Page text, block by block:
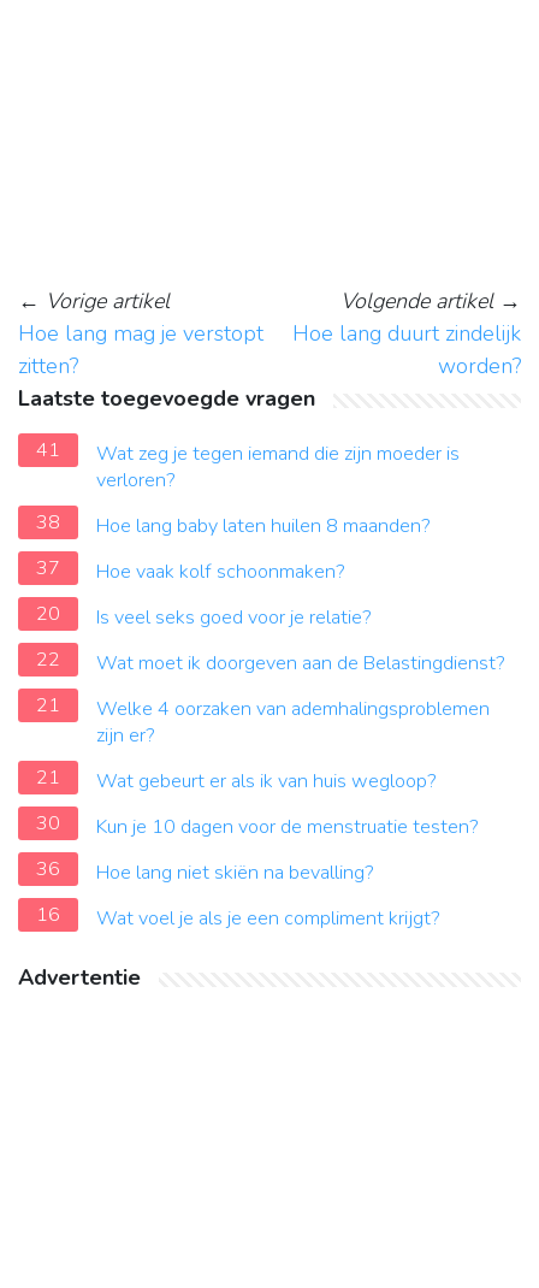
← Vorige artikel
Hoe lang mag je verstopt
zitten?
Volgende artikel→
Hoe lang duurt zindelijk
worden?
Laatste toegevoegde vragen
41
Wat zeg je tegen iemand die zijn moeder is
verloren?
38
Hoe lang baby laten huilen 8 maanden?
37
Hoe vaak kolf schoonmaken?
20
Is veel seks goed voor je relatie?
22
Wat moet ik doorgeven aan de Belastingdienst?
21
Welke 4 oorzaken van ademhalingsproblemen
zijn er?
21
Wat gebeurt er als ik van huis wegloop?
30
Kun je 10 dagen voor de menstruatie testen?
36
Hoe lang niet skiën na bevalling?
16
Wat voel je als je een compliment krijgt?
Advertentie